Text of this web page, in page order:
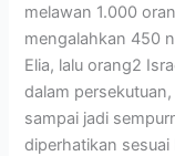
melawan 1.000
mengalahkan 450
Elia, lalu orang2
dalam
sampai jadi
diperhatikan sesuai